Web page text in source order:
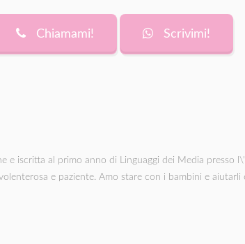
Chiamami! Scrivimi!
e iscritta al primo anno di Linguaggi dei Media presso
e paziente. Amo stare con i bambini e aiutarli